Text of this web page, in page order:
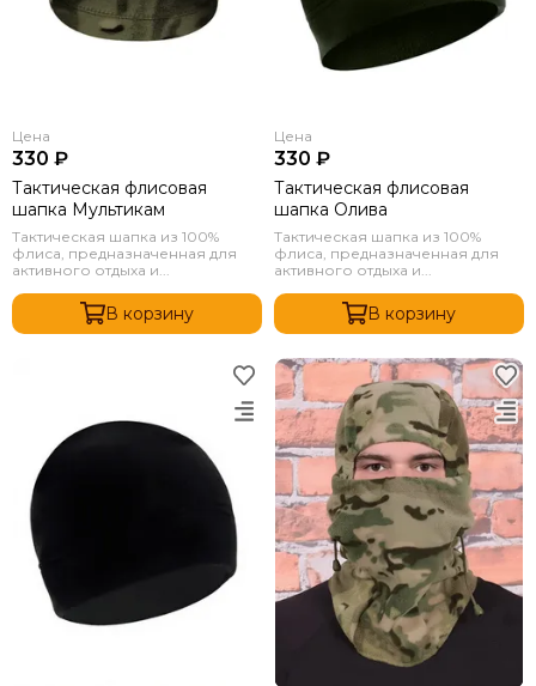
Цена
330 ₽
Тактическая флисовая
шапка Мультикам
Тактическая шапка из 100%
флиса, предназначенная для
активного отдыха и...
В корзину
Цена
330 ₽
Тактическая флисовая
шапка Олива
Тактическая шапка из 100%
флиса, предназначенная для
активного отдыха и...
В корзину